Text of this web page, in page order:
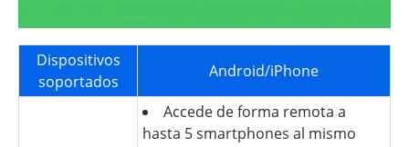
Dispositivos
soportados
Android/iPhone
Accede de forma remota a
hasta 5 smartphones al mismo